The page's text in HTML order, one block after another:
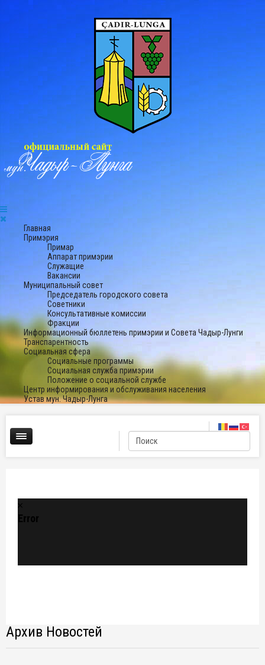
Главная
Примэрия
Примар
Аппарат примэрии
Служащие
Вакансии
Муниципальный совет
Председатель городского совета
Советники
Консультативные комиссии
Фракции
Информационный бюллетень примэрии и Совета Чадыр-Лунги
Транспарентность
Социальная сфера
Социальные программы
Социальная служба примэрии
Положение о социальной службе
Центр информирования и обслуживания населения
Устав мун. Чадыр-Лунга
Error
Архив Новостей